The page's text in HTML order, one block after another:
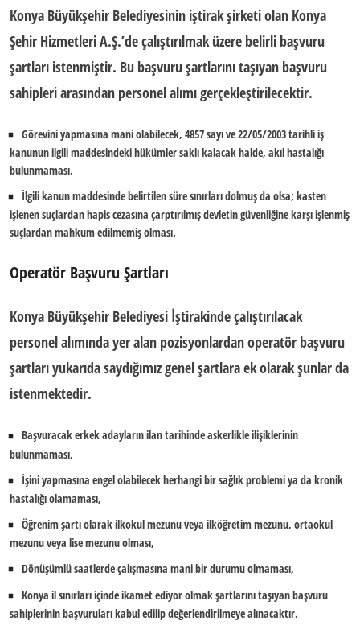
Konya Büyükşehir Belediyesinin iştirak şirketi olan Konya
Şehir Hizmetleri A.Ş.’de çalıştırılmak üzere belirli başvuru
şartları istenmiştir. Bu başvuru şartlarını taşıyan başvuru
sahipleri arasından personel alımıgerçekleştirilecektir.
Görevini yapmasına mani olabilecek, 4857 sayı ve 22/05/2003 tarihli iş
kanunun ilgili maddesindeki hükümler saklı kalacak halde, akıl hastalığı
bulunmaması.
İlgili kanun maddesinde belirtilen süre sınırları dolmuş da olsa; kasten
işlenen suçlardan hapis cezasına çarptırılmış devletin güvenliğine karşı işlenmiş
suçlardan mahkum edilmemiş olması.
Operatör Başvuru Şartları
Konya Büyükşehir Belediyesi İştirakinde çalıştırılacak
personel alımında yer alan pozisyonlardanoperatör başvuru
şartlarıyukarıda saydığımız genel şartlara ek olarak şunlar da
istenmektedir.
Başvuracak erkek adayların ilan tarihinde askerlikle ilişiklerinin
bulunmaması,
İşini yapmasına engel olabilecek herhangi bir sağlık problemi ya da kronik
hastalığı olamaması,
Öğrenim şartı olarak ilkokul mezunu veya ilköğretim mezunu, ortaokul
mezunu veya lise mezunu olması,
Dönüşümlü saatlerde çalışmasına mani bir durumu olmaması,
Konya il sınırları içinde ikamet ediyor olmak şartlarını taşıyan başvuru
sahiplerinin başvuruları kabul edilip değerlendirilmeye alınacaktır.